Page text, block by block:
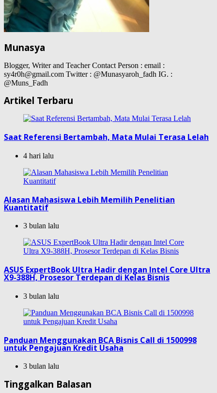
Munasya
Blogger, Writer and Teacher Contact Person : email :
sy4r0h@gmail.com Twitter : @Munasyaroh_fadh IG. :
@Muns_Fadh
Artikel Terbaru
Saat Referensi Bertambah, Mata Mulai Terasa Lelah
4 hari lalu
Alasan Mahasiswa Lebih Memilih Penelitian
Kuantitatif
3 bulan lalu
ASUS ExpertBook Ultra Hadir dengan Intel Core Ultra
X9-388H, Prosesor Terdepan di Kelas Bisnis
3 bulan lalu
Panduan Menggunakan BCA Bisnis Call di 1500998
untuk Pengajuan Kredit Usaha
3 bulan lalu
Tinggalkan Balasan